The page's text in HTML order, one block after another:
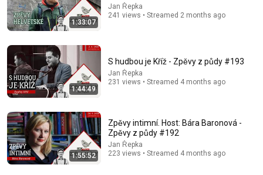
Jan Řepka • 629 views
1:33:07
Jan Řepka
241 views • Streamed 2 months ago
1:44:49
S hudbou je Kříž - Zpěvy z půdy #193
Jan Řepka
231 views • Streamed 4 months ago
1:55:52
Zpěvy intimní. Host: Bára Baronová -
Zpěvy z půdy #192
Jan Řepka
223 views • Streamed 4 months ago